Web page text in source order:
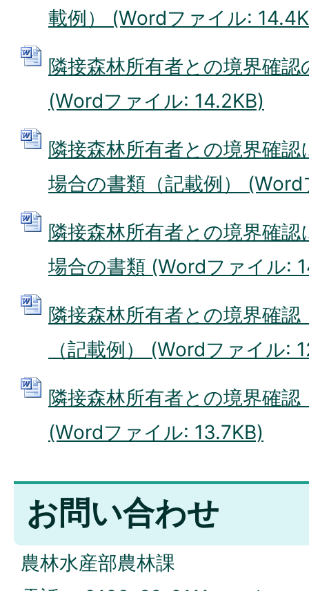
載例） (Wordファイル:
隣接森林所有者との境界確
(Wordファイル: 14.2KB)
隣接森林所有者との境界確
場合の書類（記載例）
隣接森林所有者との境界確
場合の書類 (Wordファイル:
隣接森林所有者との境界確
（記載例） (Wordファイル:
隣接森林所有者との境界確
(Wordファイル: 13.7KB)
お問い合わせ
農林水産部農林課